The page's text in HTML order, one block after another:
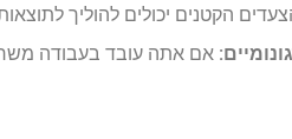
הקטנים יכולים להוליך
אם אתה עובד בעבודה